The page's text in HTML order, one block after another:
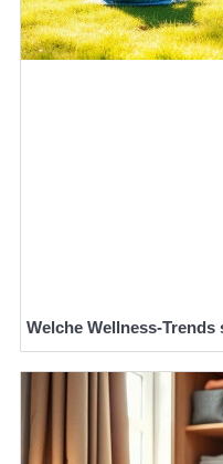
Welche Wellness-